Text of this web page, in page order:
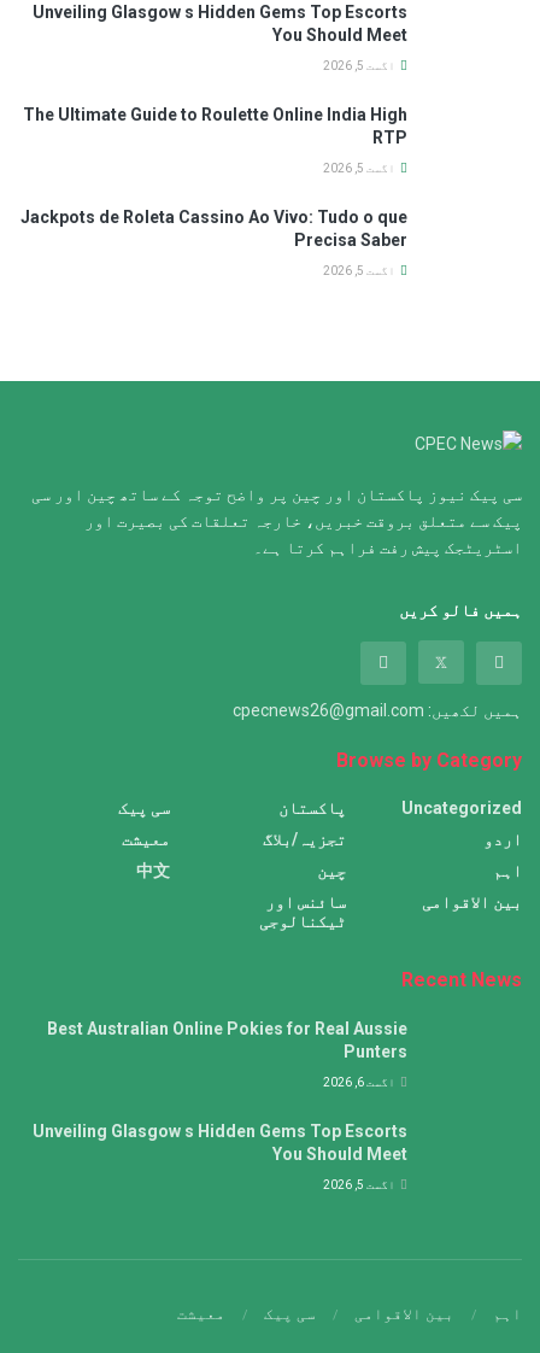
Unveiling Glasgow s Hidden Gems Top Escorts
You Should Meet
اگست 5, 2026
The Ultimate Guide to Roulette Online India High
RTP
اگست 5, 2026
Jackpots de Roleta Cassino Ao Vivo: Tudo o que
Precisa Saber
اگست 5, 2026
سی پیک نیوز پاکستان اور چین پر واضح توجہ کے ساتھ چین اور سی
پیک سے متعلق بروقت خبریں، خارجہ تعلقات کی بصیرت اور
اسٹریٹجک پیش رفت فراہم کرتا ہے۔
ہمیں فالو کریں
ہمیں لکھیں: cpecnews26@gmail.com
Browse by Category
Uncategorized
اردو
اہم
بین الاقوامی
پاکستان
تجزیہ/بلاگ
چین
سائنس اور
ٹیکنالوجی
سی پیک
معیشت
中文
Recent News
Best Australian Online Pokies for Real Aussie
Punters
اگست 6, 2026
Unveiling Glasgow s Hidden Gems Top Escorts
You Should Meet
اگست 5, 2026
اہم بین الاقوامی سی پیک معیشت